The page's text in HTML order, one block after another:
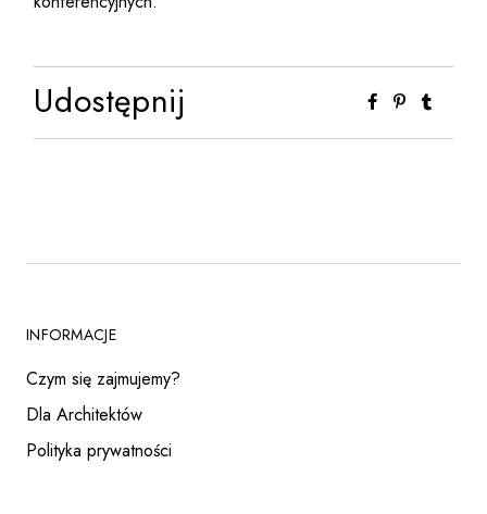
Udostępnij
INFORMACJE
Czym się zajmujemy?
Dla Architektów
Polityka prywatności